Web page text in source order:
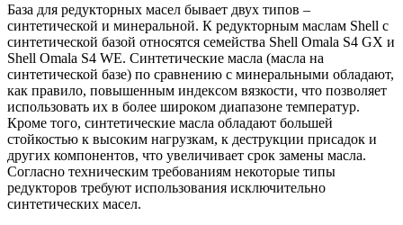
База для редукторных масел бывает двух типов –
синтетической и минеральной. К редукторным маслам Shell с
синтетической базой относятся семейства Shell Omala S4 GX и
Shell Omala S4 WE. Синтетические масла (масла на
синтетической базе) по сравнению с минеральными обладают,
как правило, повышенным индексом вязкости, что позволяет
использовать их в более широком диапазоне температур.
Кроме того, синтетические масла обладают большей
стойкостью к высоким нагрузкам, к деструкции присадок и
других компонентов, что увеличивает срок замены масла.
Согласно техническим требованиям некоторые типы
редукторов требуют использования исключительно
синтетических масел.